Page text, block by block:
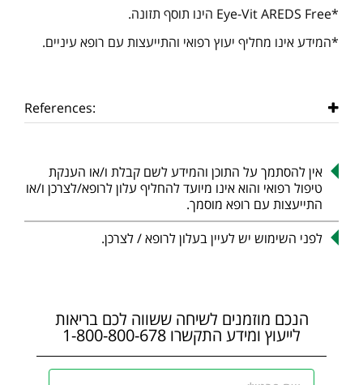
*Eye-Vit AREDS Free הינו
תוסף תזונה.
*המידע אינו מחליף יעוץ רפואי והתייעצות עם רופא עיניים.
References:
אין להסתמך על התוכן והמידע לשם קבלת ו/או הענקת
טיפול רפואי והוא אינו מיועד להחליף עלון לרופא/לצרכן ו/או
התייעצות עם רופא מוסמך.
לפני השימוש יש לעיין בעלון לרופא / לצרכן.
הנכם מוזמנים לשיחה ששווה לכם בריאות
לייעוץ ומידע התקשרו 1-800-800-678